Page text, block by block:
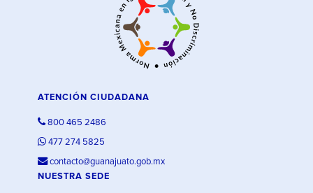
ATENCIÓN CIUDADANA
800 465 2486
477 274 5825
contacto@guanajuato.gob.mx
NUESTRA SEDE